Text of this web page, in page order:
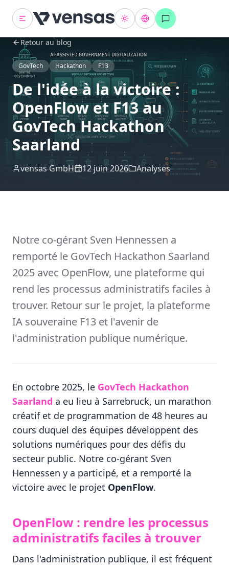
Retour au blog
GovTech Hackathon F13
De l'idée à la victoire :
OpenFlow et F13 au
GovTech Hackathon
Saarland
vensas GmbH 12 juin 2026 Analyses
Notre co-gérant Sven Hennessen a
remporté le GovTech Hackathon Saarland
2025 avec OpenFlow, une plateforme qui
rend les processus administratifs faciles à
trouver. Retour sur le projet, la plateforme
IA souveraine F13 et l'avenir de
l'administration publique numérique.
En octobre 2025, le GovTech Hackathon
Saarland a eu lieu à Sarrebruck, un marathon
créatif et de programmation de 48 heures au
cours duquel des équipes développent des
solutions numériques pour des défis du
secteur public. Notre co-gérant Sven
Hennessen y a participé, et a remporté la
victoire avec le projet OpenFlow.
OpenFlow : rendre les processus
administratifs faciles à trouver
Dans l'administration publique, il est fréquent